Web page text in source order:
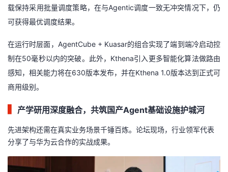
载保持采用批量调度策略，在与Agentic调度一致无冲突情况下，仍
可获得最优调度结果。
在运行时层面，AgentCube + Kuasar的组合实现了端到端冷启动控
制在50毫秒以内的突破。此外，Kthena引入更多智能化算法做路由
感知，相关能力将在630版本发布，并在Kthena 1.0版本达到正式可
商用级别。
产学研用深度融合，共筑国产Agent基础设施护城河
先进架构还需在真实业务场景千锤百炼。论坛现场，行业领军代表
分享了与华为云合作的实战成果。